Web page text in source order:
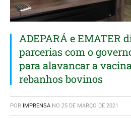
ADEPARÁ e EMATER
parcerias com o
para alavancar a
rebanhos bovinos
POR IMPRENSA NO 25 DE MARÇO DE 2021